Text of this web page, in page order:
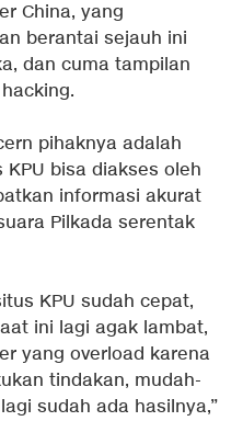
China, yang
berantai sejauh ini
dan cuma tampilan
pihaknya adalah
bisa diakses oleh
informasi akurat
Pilkada serentak
KPU sudah cepat,
ini lagi agak lambat,
yang overload karena
tindakan, mudah-
sudah ada hasilnya,”